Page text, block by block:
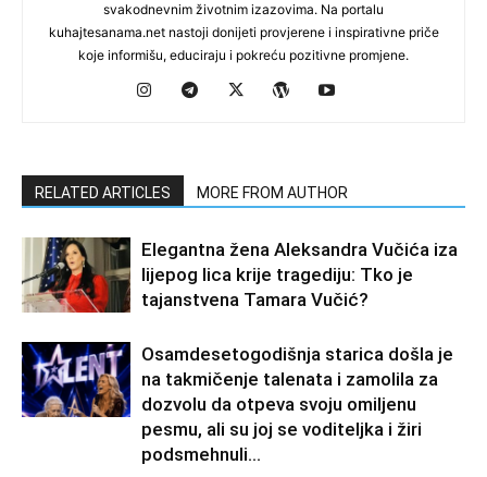
svakodnevnim životnim izazovima. Na portalu
kuhajtesanama.net nastoji donijeti provjerene i inspirativne priče
koje informišu, educiraju i pokreću pozitivne promjene.
RELATED ARTICLES MORE FROM AUTHOR
Elegantna žena Aleksandra Vučića iza
lijepog lica krije tragediju: Tko je
tajanstvena Tamara Vučić?
Osamdesetogodišnja starica došla je
na takmičenje talenata i zamolila za
dozvolu da otpeva svoju omiljenu
pesmu, ali su joj se voditeljka i žiri
podsmehnuli...